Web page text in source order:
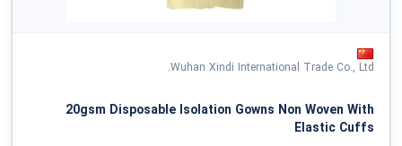
Wuhan Xindi International Trade Co., Ltd.
20gsm Disposable Isolation Gowns Non Woven With
Elastic Cuffs